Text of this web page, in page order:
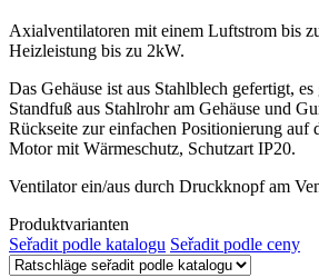
Axialventilatoren mit einem Luftstrom bis
Heizleistung bis zu 2kW.
Das Gehäuse ist aus Stahlblech gefertigt,
Standfuß aus Stahlrohr am Gehäuse und
Rückseite zur einfachen Positionierung auf
Motor mit Wärmeschutz, Schutzart IP20.
Ventilator ein/aus durch Druckknopf am
Produktvarianten
Seřadit podle katalogu Seřadit podle ceny